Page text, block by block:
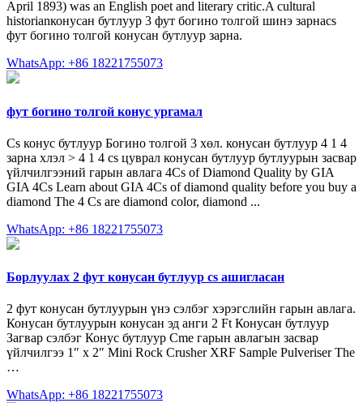
April 1893) was an English poet and literary critic.A cultural
historianконусан бутлуур 3 фут богино толгой шинэ зарнаcs
фут богино толгой конусан бутлуур зарна.
WhatsApp: +86 18221755073
фут богино толгой конус ургамал
Cs конус бутлуур Богино толгой 3 хөл. конусан бутлуур 4 1 4
зарна хлэл > 4 1 4 cs цуврал конусан бутлуур бутлуурын засвар
үйлчилгээний гарын авлага 4Cs of Diamond Quality by GIA
GIA 4Cs Learn about GIA 4Cs of diamond quality before you buy a
diamond The 4 Cs are diamond color, diamond ...
WhatsApp: +86 18221755073
Борлуулах 2 фут конусан бутлуур cs ашигласан
2 фут конусан бутлуурын үнэ сэлбэг хэрэгслийн гарын авлага.
Конусан бутлуурын конусан эд анги 2 Ft Конусан бутлуур
Загвар сэлбэг Конус бутлуур Cme гарын авлагын засвар
үйлчилгээ 1″ x 2″ Mini Rock Crusher XRF Sample Pulveriser The
…
WhatsApp: +86 18221755073